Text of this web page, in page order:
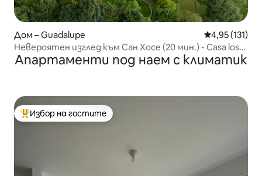
Дом – Guadalupe Средна
4,95 (131)
Невероятен изглед към Сан Хосе (20 мин.) - Casa los
Cielos
Апартаменти под наем с климатик
Най-популярен избор на гостите
Избор на гостите